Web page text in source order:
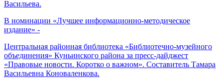
Васильева.
В номинации «Лучшее информационно-методическое
издание» -
Центральная районная библиотека «Библиотечно-музейного
объединения» Куньинского района за пресс-дайджест
«Правовые новости. Коротко о важном». Составитель Тамара
Васильевна Коноваленкова.